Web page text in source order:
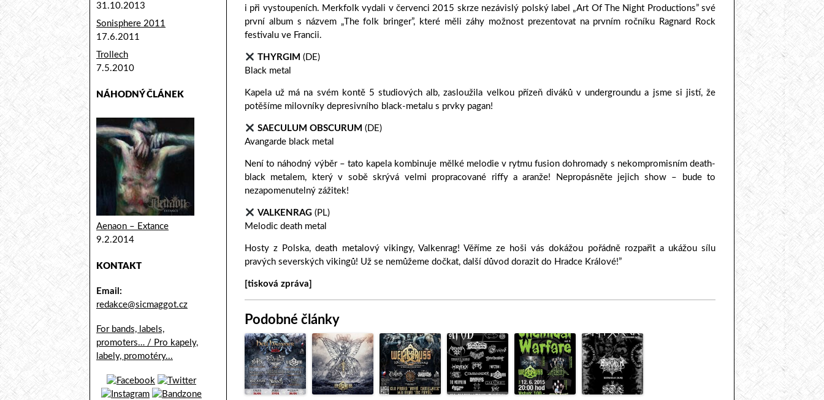
i při vystoupeních. Merkfolk vydali v červenci 2015 skrze nezávislý polský label „Art Of The Night Productions” své
první album s názvem „The folk bringer”, které měli záhy možnost prezentovat na prvním ročníku Ragnard Rock
festivalu ve Francii.
THYRGIM (DE)
Black metal
Kapela už má na svém kontě 5 studiových alb, zasloužila velkou přízeň diváků v undergroundu a jsme si jistí, že
potěšíme milovníky depresivního black-metalu s prvky pagan!
SAECULUM OBSCURUM (DE)
Avangarde black metal
Není to náhodný výběr – tato kapela kombinuje mělké melodie v rytmu fusion dohromady s nekompromisním death-
black metalem, který v sobě skrývá velmi propracované riffy a aranže! Nepropásněte jejich show – bude to
nezapomenutelný zážitek!
VALKENRAG (PL)
Melodic death metal
Hosty z Polska, death metalový vikingy, Valkenrag! Věříme ze hoši vás dokážou pořádně rozpařit a ukážou sílu
pravých severských vikingů! Už se nemůžeme dočkat, další důvod dorazit do Hradce Králové!”
[tisková zpráva]
Podobné články
31.10.2013
Sonisphere 2011
17.6.2011
Trollech
7.5.2010
NÁHODNÝ ČLÁNEK
Aenaon – Extance
9.2.2014
KONTAKT
Email:
redakce@sicmaggot.cz
For bands, labels,
promoters… / Pro kapely,
labely, promotéry...